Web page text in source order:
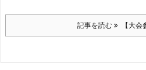
記事を読む 【大会